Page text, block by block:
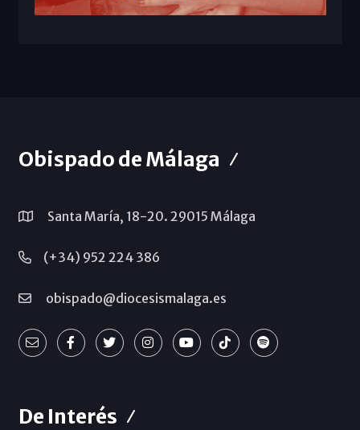
Obispado de Málaga
Santa María, 18-20. 29015 Málaga
(+34) 952 224 386
obispado@diocesismalaga.es
De Interés